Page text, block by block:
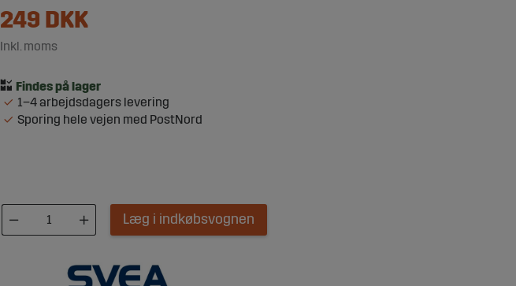
249 DKK
Inkl. moms
1–4 arbejdsdagers levering
Sporing hele vejen med PostNord
Læg i indkøbsvognen